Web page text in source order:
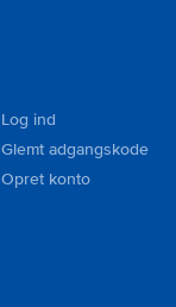
Log ind
Glemt adgangskode
Opret konto